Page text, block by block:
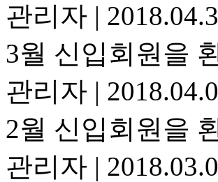
관리자 |
3월 신입회원을
관리자 |
2월 신입회원을
관리자 |